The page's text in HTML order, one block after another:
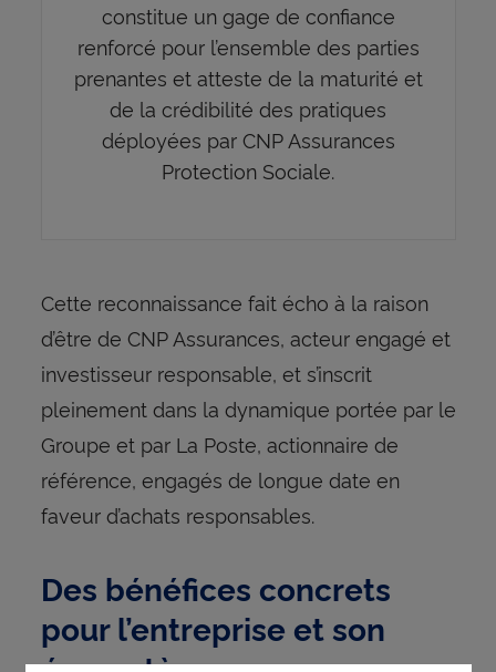
constitue un gage de confiance
renforcé pour l’ensemble des parties
prenantes et atteste de la maturité et
de la crédibilité des pratiques
déployées par CNP Assurances
Protection Sociale.
Cette reconnaissance fait écho à la raison
d’être de CNP Assurances, acteur engagé et
investisseur responsable, et s’inscrit
pleinement dans la dynamique portée par le
Groupe et par La Poste, actionnaire de
référence, engagés de longue date en
faveur d’achats responsables.
Des bénéfices concrets
pour l’entreprise et son